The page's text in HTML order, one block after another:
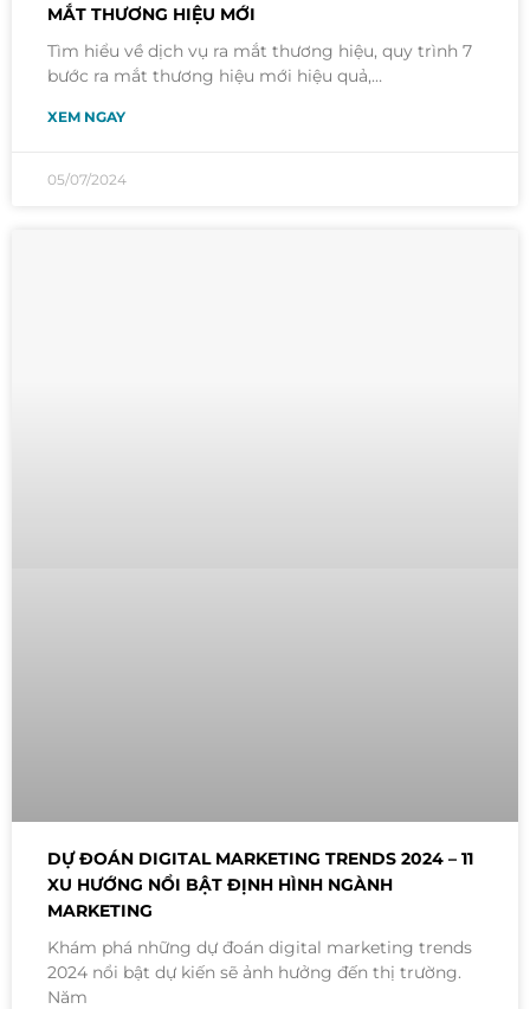
MẮT THƯƠNG HIỆU MỚI
Tìm hiểu về dịch vụ ra mắt thương hiệu, quy trình 7
bước ra mắt thương hiệu mới hiệu quả,…
XEM NGAY
05/07/2024
DỰ ĐOÁN DIGITAL MARKETING TRENDS 2024 – 11
XU HƯỚNG NỔI BẬT ĐỊNH HÌNH NGÀNH
MARKETING
Khám phá những dự đoán digital marketing trends
2024 nổi bật dự kiến sẽ ảnh hưởng đến thị trường.
Năm